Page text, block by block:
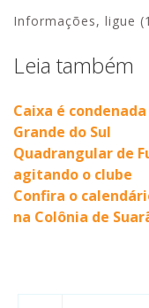
Informações, ligue
Leia também
Caixa é
Grande do Sul
Quadrangular de
agitando o clube
Confira o
na Colônia de